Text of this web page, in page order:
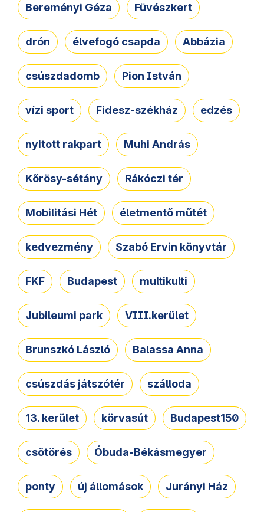
Bereményi Géza Füvészkert
drón élvefogó csapda Abbázia
csúszdadomb Pion István
vízi sport Fidesz-székház edzés
nyitott rakpart Muhi András
Kőrösy-sétány Rákóczi tér
Mobilitási Hét életmentő műtét
kedvezmény Szabó Ervin könyvtár
FKF Budapest multikulti
Jubileumi park VIII.kerület
Brunszkó László Balassa Anna
csúszdás játszótér szálloda
13. kerület körvasút Budapest150
csőtörés Óbuda-Békásmegyer
ponty új állomások Jurányi Ház